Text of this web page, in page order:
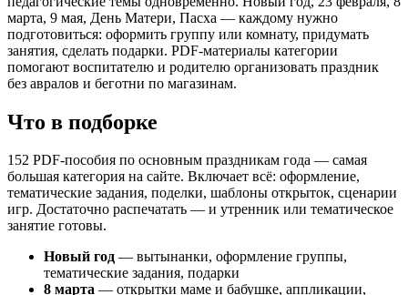
День России
Осенний декор
Открытки к 8 марта
Открытки 23 февраля
Сборник пасхальных заданий
Стенгазета День учителя. Осень
Осеннее оформление окон
Осеннее оформление
Осенние шаблоны для творчества / осень
Стенгазета / день матери / подарок маме / день мат
Новый год / зимнее оформление окон / новогоднее тв
Новый год / Новогодний баннер / новогоднее творчес
Новый год / снеговички / новогоднее творчество / н
Речевые облачка / день матери / подарок маме / ден
марта, 9 мая, День Матери, Пасха — каждому нужно
подготовиться: оформить группу или комнату, придумать
занятия, сделать подарки. PDF-материалы категории
помогают воспитателю и родителю организовать праздник
без авралов и беготни по магазинам.
Что в подборке
152 PDF-пособия по основным праздникам года — самая
большая категория на сайте. Включает всё: оформление,
тематические задания, поделки, шаблоны открыток, сценарии
игр. Достаточно распечатать — и утренник или тематическое
занятие готовы.
Новый год — вытынанки, оформление группы,
тематические задания, подарки
8 марта — открытки маме и бабушке, аппликации,